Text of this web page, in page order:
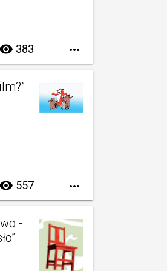
remove_red_eye 383 
remove_red_eye 557 
-